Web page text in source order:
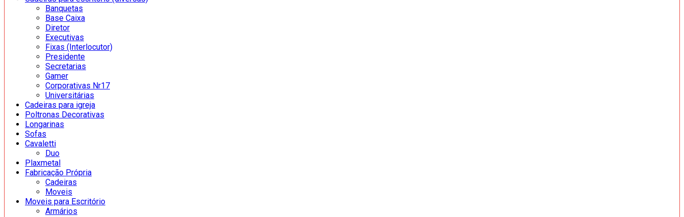
Banquetas
Base Caixa
Diretor
Executivas
Fixas (Interlocutor)
Presidente
Secretarias
Gamer
Corporativas Nr17
Universitárias
Cadeiras para igreja
Poltronas Decorativas
Longarinas
Sofas
Cavaletti
Duo
Plaxmetal
Fabricação Própria
Cadeiras
Moveis
Moveis para Escritório
Armários